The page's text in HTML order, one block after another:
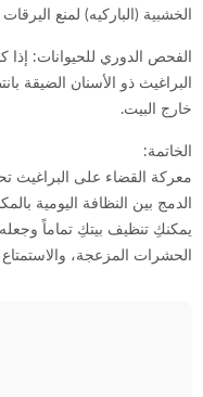
الخشبية (الباركيه) لمنع
الفحص الدوري للحيوانات:
البراغيث ذو الأسنان الضيقة
خارج البيت.
الخاتمة:
معركة القضاء على البراغيث
الدمج بين النظافة اليومية
يمكنكِ تنظيف بيتكِ تماماً وجعله
الحشرات المزعجة،